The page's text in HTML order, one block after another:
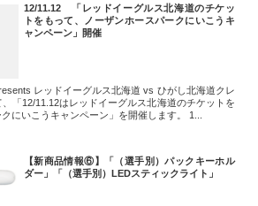
12/11.12 「レッドイーグルス北海道のチケッ
トをもって、ノーザンホースパークにいこうキ
ャンペーン」開催
レッドイーグルス北海道 vs ひがし北海道クレ
「12/11.12はレッドイーグルス北海道のチケットを
にいこうキャンペーン」を開催します。 1...
【新商品情報⑥】「（選手別）パックキーホル
ダー」「（選手別）LEDスティックライト」